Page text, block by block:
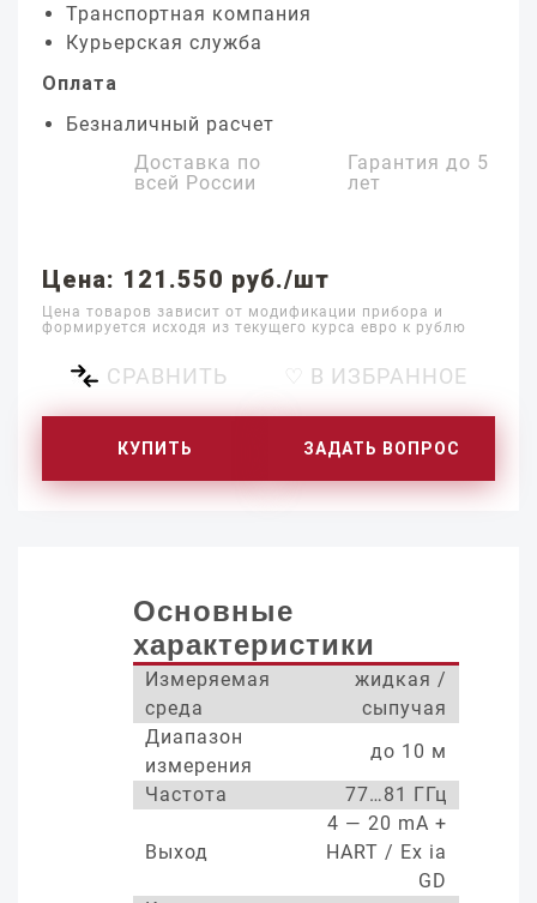
Транспортная компания
Курьерская служба
Оплата
Безналичный расчет
Доставка по
всей России
Гарантия до 5
лет
Цена: 121.550 руб./шт
Цена товаров зависит от модификации прибора и
формируется исходя из текущего курса евро к рублю
СРАВНИТЬ ♡ В ИЗБРАННОЕ
КУПИТЬ ЗАДАТЬ ВОПРОС
Основные
характеристики
Измеряемая
среда
жидкая /
сыпучая
Диапазон
измерения
до 10 м
Частота
77…81 ГГц
Выход
4 — 20 mA +
HART / Ex ia
GD